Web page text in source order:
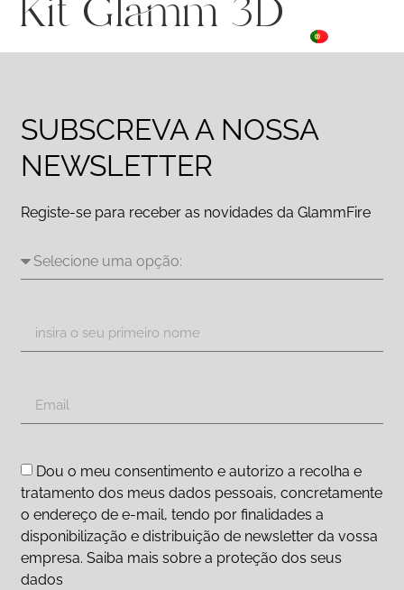
Kit Glamm 3D
SUBSCREVA A NOSSA
NEWSLETTER
Registe-se para receber as novidades da GlammFire
Dou o meu consentimento e autorizo a recolha e
tratamento dos meus dados pessoais, concretamente
o endereço de e-mail, tendo por finalidades a
disponibilização e distribuição de newsletter da vossa
empresa. Saiba mais sobre a proteção dos seus
dados